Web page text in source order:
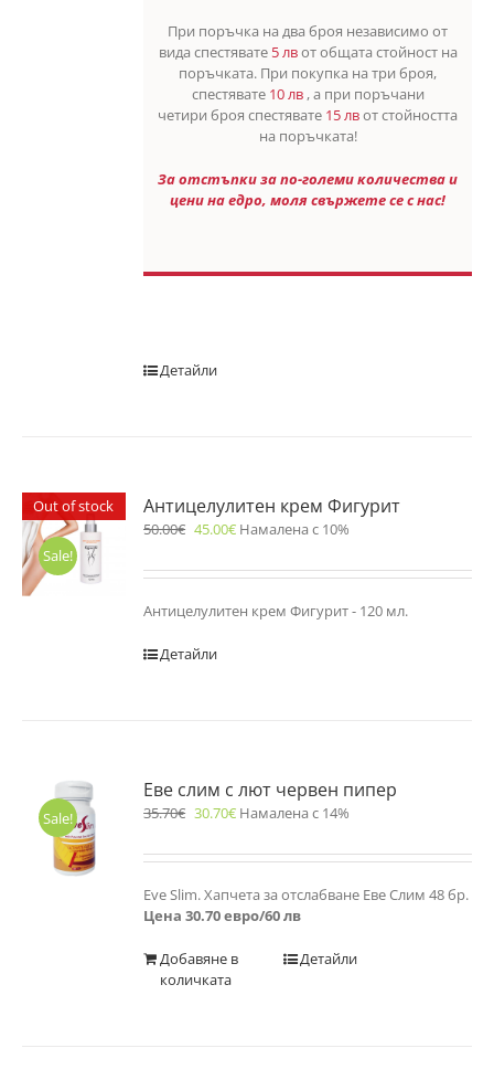
При поръчка на два броя независимо от
вида спестявате 5 лвот общата стойност на
поръчката. При покупка на три броя,
спестявате 10 лв , а при поръчани
четири броя спестявате 15 лвот стойността
на поръчката!
За отстъпки за по-големи количества и
цени на едро, моля свържете се с нас!
Детайли
Out of stock
Sale!
Антицелулитен крем Фигурит
50.00€ 45.00€ Намалена с 10%
Антицелулитен крем Фигурит - 120 мл.
Детайли
Sale!
Еве слим с лют червен пипер
35.70€ 30.70€ Намалена с 14%
Eve Slim. Хапчета за отслабване Еве Слим 48 бр.
Цена 30.70 евро/60 лв
Добавяне в
количката
Детайли